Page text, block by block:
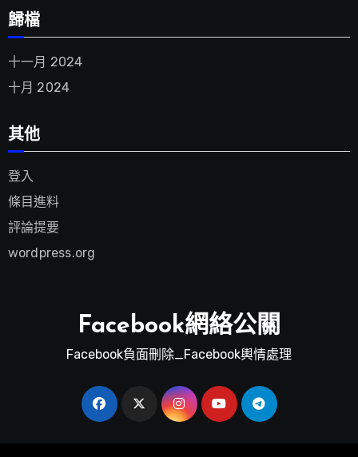
歸檔
十一月 2024
十月 2024
其他
登入
條目進料
評論提要
wordpress.org
Facebook網絡公關
Facebook負面刪除_Facebook輿情處理